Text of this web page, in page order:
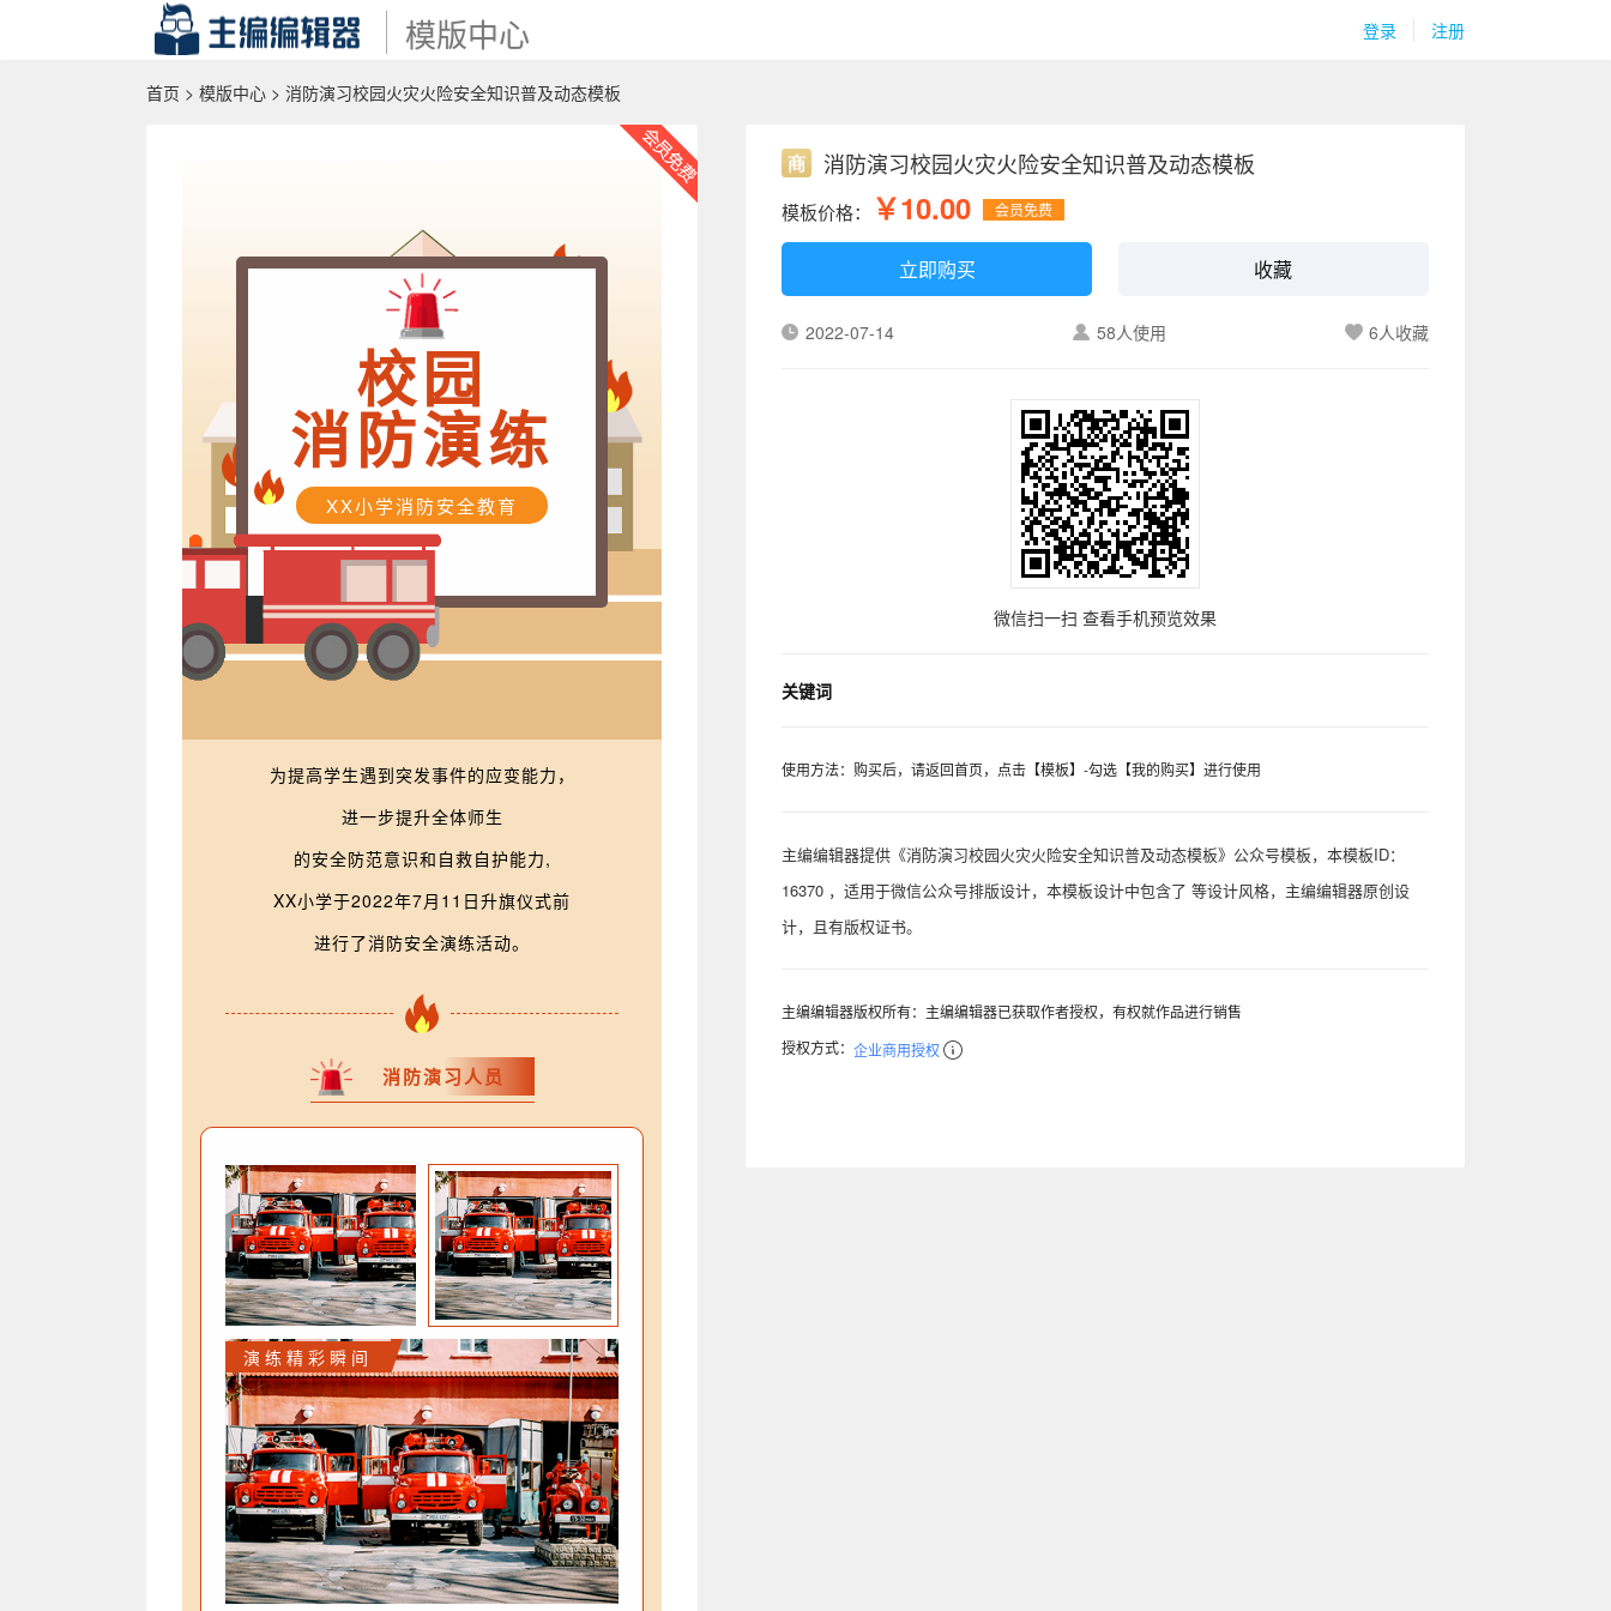
模版中心 登录 注册
首页 > 模版中心 > 消防演习校园火灾火险安全知识普及动态模板
校园
消防演练
XX小学消防安全教育
为提高学生遇到突发事件的应变能力，
进一步提升全体师生
的安全防范意识和自救自护能力,
XX小学于2022年7月11日升旗仪式前
进行了消防安全演练活动。
消防演习人员
演练精彩瞬间
消防演习校园火灾火险安全知识普及动态模板
模板价格： ￥10.00 会员免费
立即购买 收藏
2022-07-14 58人使用 6人收藏
微信扫一扫 查看手机预览效果
关键词
使用方法：购买后，请返回首页，点击【模板】-勾选【我的购买】进行使用
主编编辑器提供《消防演习校园火灾火险安全知识普及动态模板》公众号模板，本模板ID：
16370 ，适用于微信公众号排版设计，本模板设计中包含了 等设计风格，主编编辑器原创设
计，且有版权证书。
主编编辑器版权所有：主编编辑器已获取作者授权，有权就作品进行销售
授权方式： 企业商用授权